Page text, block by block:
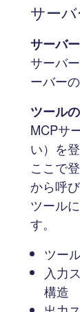
サー
サーバ
サーバ
ーバー
ツール
MCPサ
い）を
ここで
から呼
ツール
す。
ツー
入力
構造